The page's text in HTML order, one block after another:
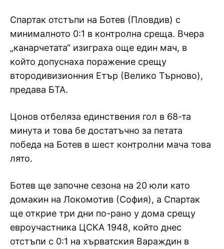
Спартак отстъпи на Ботев (Пловдив) с
минималното 0:1 в контролна среща. Вчера
„канарчетата“ изиграха още един мач, в
който допуснаха поражение срещу
втородивизионния Етър (Велико Търново),
предава БТА.
Цонов отбеляза единствения гол в 68-та
минута и това бе достатъчно за петата
победа на Ботев в шест контролни мача това
лято.
Ботев ще започне сезона на 20 юли като
домакин на Локомотив (София), а Спартак
ще открие три дни по-рано у дома срещу
евроучастника ЦСКА 1948, който днес
отстъпи с 0:1 на хърватския Вараждин в